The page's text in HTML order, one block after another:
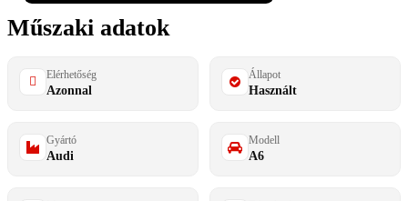
Műszaki adatok
Elérhetőség
Azonnal
Állapot
Használt
Gyártó
Audi
Modell
A6